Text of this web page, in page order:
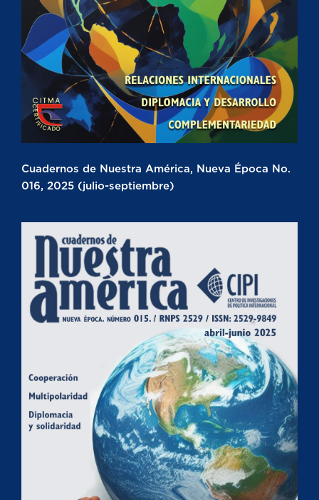
Cuadernos de Nuestra América, Nueva Época No.
016, 2025 (julio-septiembre)